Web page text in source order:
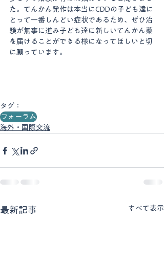
た。てんかん発作は本当にCDDの子ども達に
とって一番しんどい症状であるため、ぜひ治
験が無事に進み子ども達に新しいてんかん薬
を届けることができる様になってほしいと切
に願っています。
タグ：
フォーラム
海外・国際交流
最新記事 すべて表示